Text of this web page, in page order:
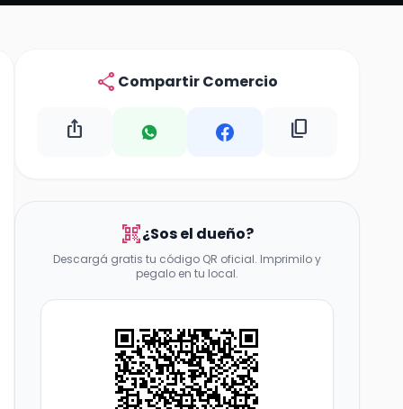
share Compartir Comercio
ios_share content_copy
qr_code_scanner¿Sos el dueño?
Descargá gratis tu código QR oficial. Imprimilo y
pegalo en tu local.